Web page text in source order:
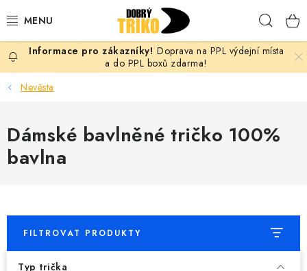
na
PRO ŽENY
PRO MUŽE
PRO DĚTI
DOPLŇKY
VLASTNÍ MOTIV
Doprava na PPL výdejní místa
a do PPL boxů zdarma!
Nevěsta
Dámské bavlněné tričko 100%
bavlna
FILTROVAT PRODUKTY
Typ trička